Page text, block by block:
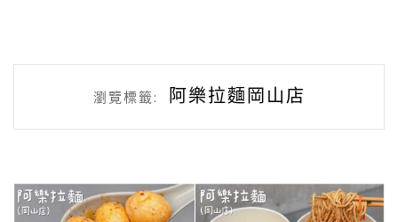
瀏覽標籤: 阿樂拉麵岡山店